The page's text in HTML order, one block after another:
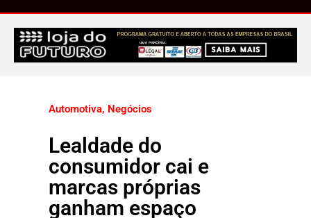
Automotiva, Negócios
Lealdade do
consumidor cai e
marcas próprias
ganham espaço